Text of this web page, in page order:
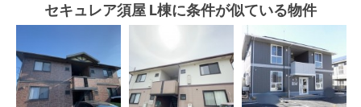
セキュレア須屋 L棟に条件が似ている物件